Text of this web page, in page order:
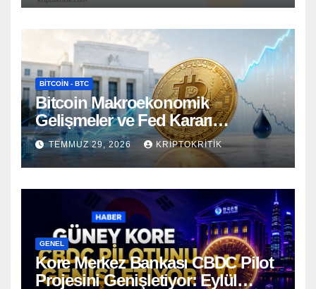
BITCOIN - BTC
Bitcoin Makroekonomik
Gelişmeler ve Fed Kararı
Öncesinde Dalgalı Seyrediyor
TEMMUZ 29, 2026 KRIPTOKRITIK
GENEL
Kore Merkez Bankası CBDC Pilot
Projesini Genişletiyor: Eylül